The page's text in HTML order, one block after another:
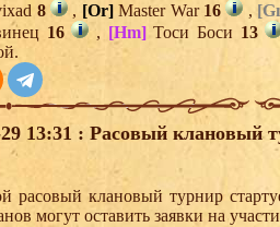
8 , [Or] Master War 16 ,
16 , [Hm] Тоси Боси 13
29 13:31 : Расовый клановый
расовый клановый турнир
могут оставить заявки на